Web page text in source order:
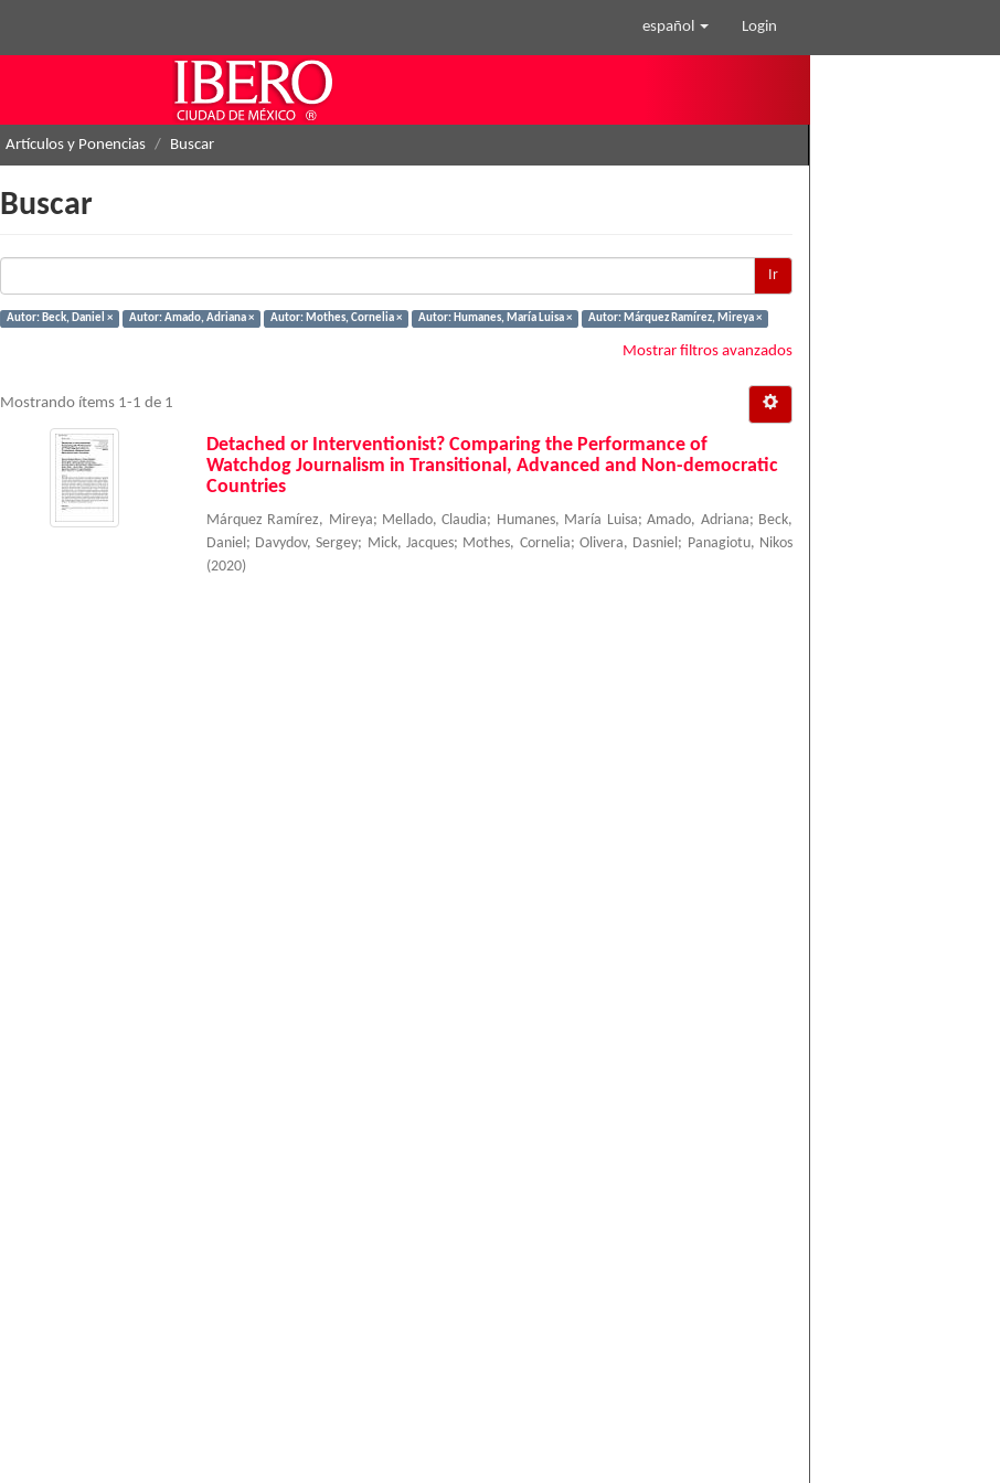
español Login
Artículos y Ponencias Buscar
Buscar
Ir
Autor: Beck, Daniel × Autor: Amado, Adriana × Autor: Mothes, Cornelia × Autor: Humanes, María Luisa × Autor: Márquez Ramírez, Mireya ×
Mostrar filtros avanzados
Mostrando ítems 1-1 de 1
Detached or Interventionist? Comparing the Performance of
Watchdog Journalism in Transitional, Advanced and Non-democratic
Countries
Márquez Ramírez, Mireya; Mellado, Claudia; Humanes, María Luisa;Amado, Adriana; Beck,
Daniel ; Davydov, Sergey; Mick, Jacques; Mothes, Cornelia;Olivera, Dasniel ;
Panagiotu, Nikos
(2020)